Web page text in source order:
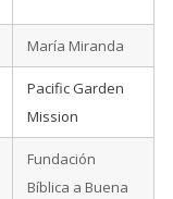
María Miranda
Pacific Garden
Mission
Fundación
Bíblica a Buena